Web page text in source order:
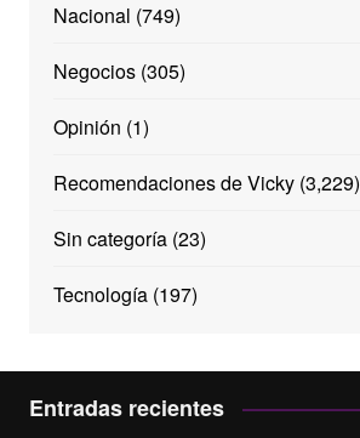
Nacional (749)
Negocios(305)
Opinión (1)
Recomendaciones de Vicky(3,229)
Sin categoría(23)
Tecnología(197)
Entradas recientes